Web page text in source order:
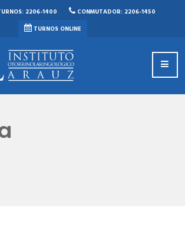
2206-1400
CONMUTADOR: 2206-1450
TURNOS ONLINE